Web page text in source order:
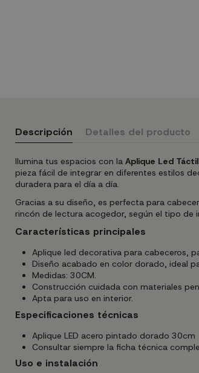
Descripción Detalles del producto
Ilumina tus espacios con la Aplique Led
pieza fácil de integrar en diferentes estilos
duradera para el día a día.
Gracias a su diseño, es perfecta para
rincón de lectura acogedor, según el tipo de
Características principales
Aplique led decorativa para cabeceros,
Diseño acabado en color dorado, ideal
Medidas: 30CM.
Construcción cuidada con materiales
Apta para uso en interior.
Especificaciones técnicas
Aplique LED acero pintado dorado 30cm
Consultar siempre la ficha técnica
Uso e instalación